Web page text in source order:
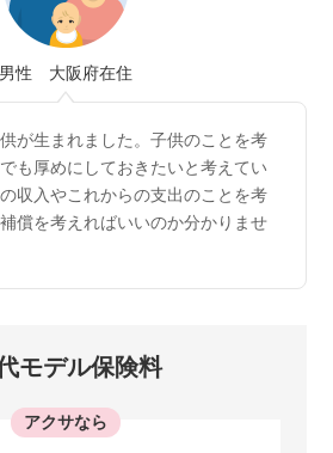
男性 大阪府在住
が生まれました。子供のことを考
も厚めにしておきたいと考えてい
収入やこれからの支出のことを考
償を考えればいいのか分かりませ
モデル保険料
アクサなら